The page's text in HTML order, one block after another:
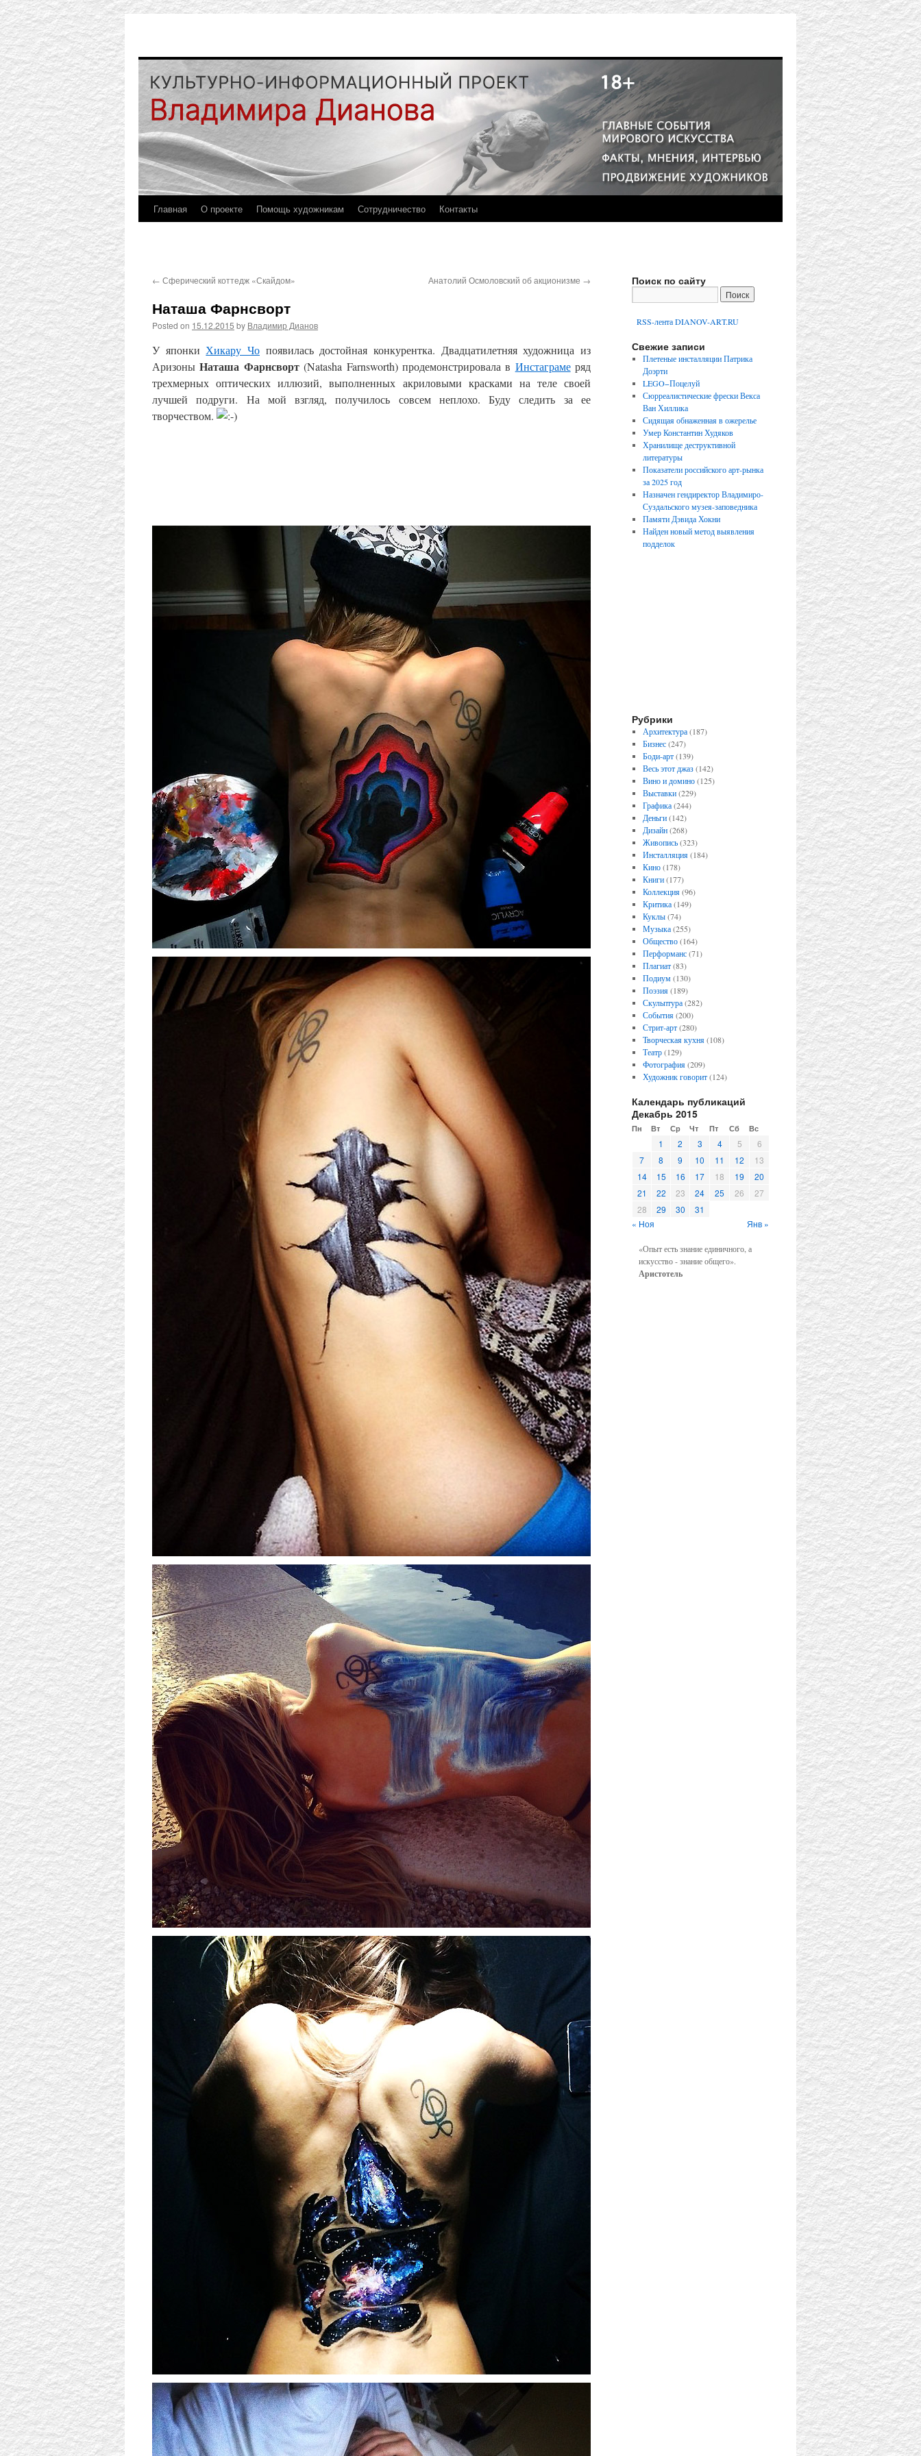
Главная О проекте Помощь художникам Сотрудничество Контакты
← Сферический коттедж «Скайдом» Анатолий Осмоловский об акционизме →
Наташа Фарнсворт
Posted on 15.12.2015 by Владимир Дианов
У японки Хикару Чо появилась достойная конкурентка. Двадцатилетняя художница из
АризоныНаташа Фарнсворт(Natasha Farnsworth) продемонстрировала в Инстаграмеряд
трехмерных оптических иллюзий, выполненных акриловыми красками на теле своей
лучшей подруги. На мой взгляд, получилось совсем неплохо. Буду следить за ее
творчеством.
Поиск по сайту
RSS-лента DIANOV-ART.RU
Свежие записи
Плетеные инсталляции Патрика
Доэрти
LEGO−Поцелуй
Сюрреалистические фрески Векса
Ван Хиллика
Сидящая обнаженная в ожерелье
Умер Константин Худяков
Хранилище деструктивной
литературы
Показатели российского арт-рынка
за 2025 год
Назначен гендиректор Владимиро-
Суздальского музея-заповедника
Памяти Дэвида Хокни
Найден новый метод выявления
подделок
Рубрики
Архитектура(187)
Бизнес(247)
Боди-арт(139)
Весь этот джаз(142)
Вино и домино(125)
Выставки(229)
Графика(244)
Деньги(142)
Дизайн(268)
Живопись(323)
Инсталляция(184)
Кино(178)
Книги(177)
Коллекция(96)
Критика(149)
Куклы(74)
Музыка(255)
Общество(164)
Перформанс(71)
Плагиат(83)
Подиум(130)
Поэзия(189)
Скульптура(282)
События(200)
Стрит-арт(280)
Творческая кухня(108)
Театр(129)
Фотография(209)
Художник говорит(124)
Календарь публикаций
Декабрь 2015
Пн Вт Ср Чт Пт Сб Вс
« Ноя Янв »
1 2 3 4 5
6
7
8 9 10 11 12
13
14
15 16 17 18 19
20
21
22 23 24 25 26
27
28
29 30 31
«Опыт есть знание единичного, а
искусство - знание общего».
Аристотель